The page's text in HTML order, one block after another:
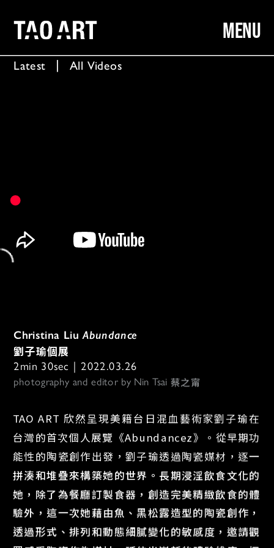
Latest All Videos
Christina Liu Abundance
劉子瑜個展
2min 30sec｜2022.03.26
photography and editor by Nin Tsai 蔡之甯
TAO ART 欣然呈現美籍台日混血藝術家劉子瑜在
台灣的首次個人展覽《Abundancez》。從早期功
能性的陶瓷創作出發，劉子瑜透過陶瓷媒材，逐一
拼湊和堆疊來構築她的世界。長期浸淫飲食文化的
她，除了為餐廳訂製食器，創造完美精緻飲食的體
驗外，這一次她藉由魚、黑松露造型的陶瓷創作，
透過形式、排列和動態細膩變化的敏感度，邀請觀
MENU